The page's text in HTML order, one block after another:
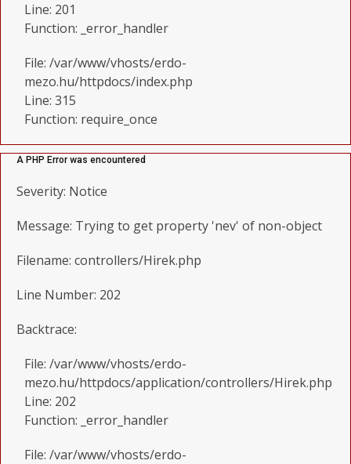
Line: 201
Function: _error_handler
File: /var/www/vhosts/erdo-
mezo.hu/httpdocs/index.php
Line: 315
Function: require_once
A PHP Error was encountered
Severity: Notice
Message: Trying to get property 'nev' of non-object
Filename: controllers/Hirek.php
Line Number: 202
Backtrace:
File: /var/www/vhosts/erdo-
mezo.hu/httpdocs/application/controllers/Hirek.php
Line: 202
Function: _error_handler
File: /var/www/vhosts/erdo-